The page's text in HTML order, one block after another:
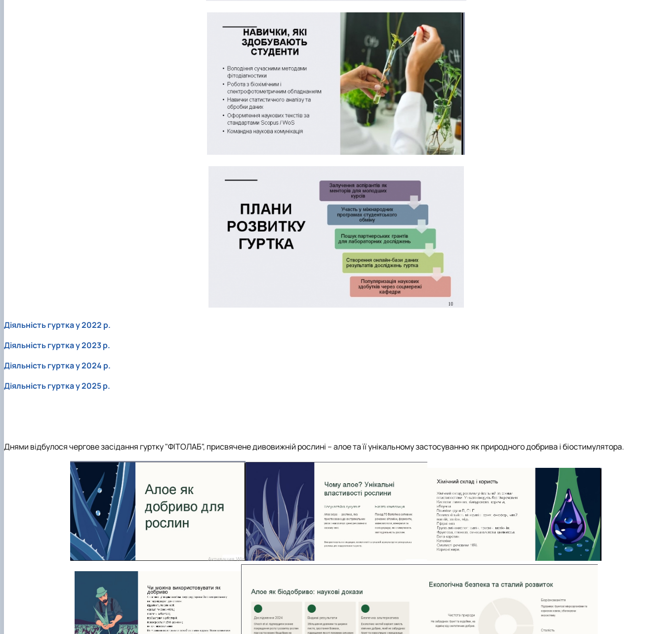
Діяльність гуртка у 2022 р.
Діяльність гуртка у 2023 р.
Діяльність гуртка у 2024 р.
Діяльність гуртка у 2025 р.
Днями відбулося чергове засідання гуртку "ФІТОЛАБ", присвячене дивовижній рослині – алое та її унікальному застосуванню як природного добрива і біостимулятора.